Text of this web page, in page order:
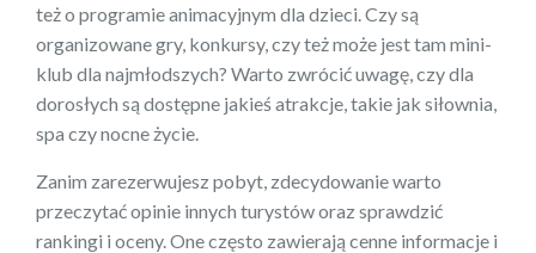
też o programie animacyjnym dla dzieci. Czy są
organizowane gry, konkursy, czy też może jest tam mini-
klub dla najmłodszych? Warto zwrócić uwagę, czy dla
dorosłych są dostępne jakieś atrakcje, takie jak siłownia,
spa czy nocne życie.
Zanim zarezerwujesz pobyt, zdecydowanie warto
przeczytać opinie innych turystów oraz sprawdzić
rankingi i oceny. One często zawierają cenne informacje i